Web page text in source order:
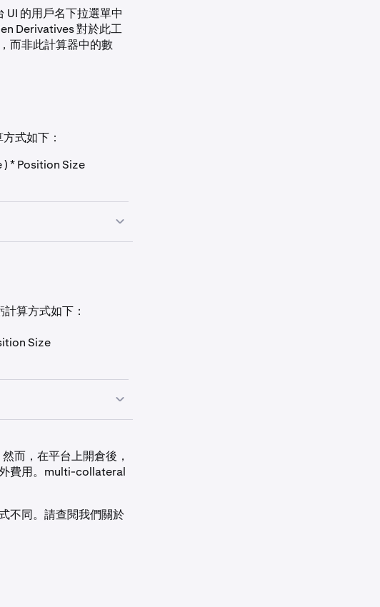
的用戶名下拉選單中
Derivatives 對於此工
而非此計算器中的數
式如下：
) * Position Size
算方式如下：
Size
而，在平台上開倉後，
費用。multi-collateral
不同。請查閱我們關於